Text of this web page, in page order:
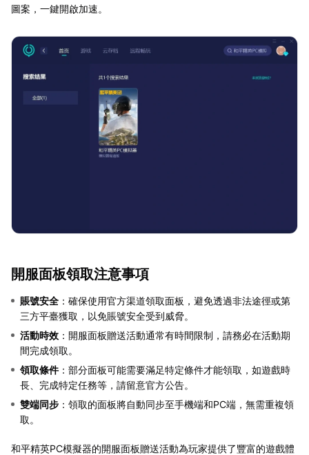
圖案，一鍵開啟加速。
開服面板領取注意事項
賬號安全 ：確保使用官方渠道領取面板，避免透過非法途徑或第
三方平臺獲取，以免賬號安全受到威脅。
活動時效 ：開服面板贈送活動通常有時間限制，請務必在活動期
間完成領取。
領取條件：部分面板可能需要滿足特定條件才能領取，如遊戲時
長、完成特定任務等，請留意官方公告。
雙端同步 ：領取的面板將自動同步至手機端和PC端，無需重複領
取。
和平精英PC模擬器的開服面板贈送活動為玩家提供了豐富的遊戲體